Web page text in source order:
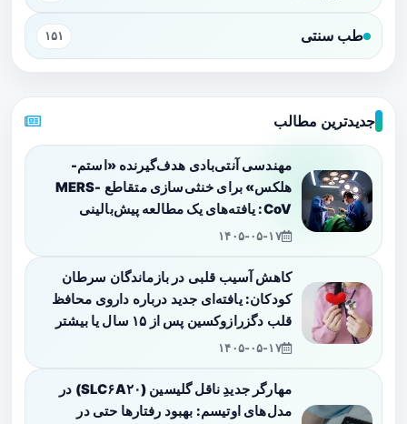
طب سنتی ۱۵۱
جدیدترین مطالب
مهندسی آنتی‌بادی هدف‌گیرنده «استم-
هلکس» برای خنثی‌سازی متقاطع MERS-
CoV: یافته‌های یک مطالعه پیش‌بالینی
۱۴۰۵-۰۵-۱۷
کاهش آسیب قلبی در بازماندگان سرطان
کودکان: یافته‌ای جدید درباره داروی محافظ
قلب دگزرازوکسین پس از ۱۵ سال یا بیشتر
۱۴۰۵-۰۵-۱۷
مهارگر جدیدِ ناقل گلیسین (SLC۶A۲۰) در
مدل‌های اوتیسم: بهبود رفتارها حتی در